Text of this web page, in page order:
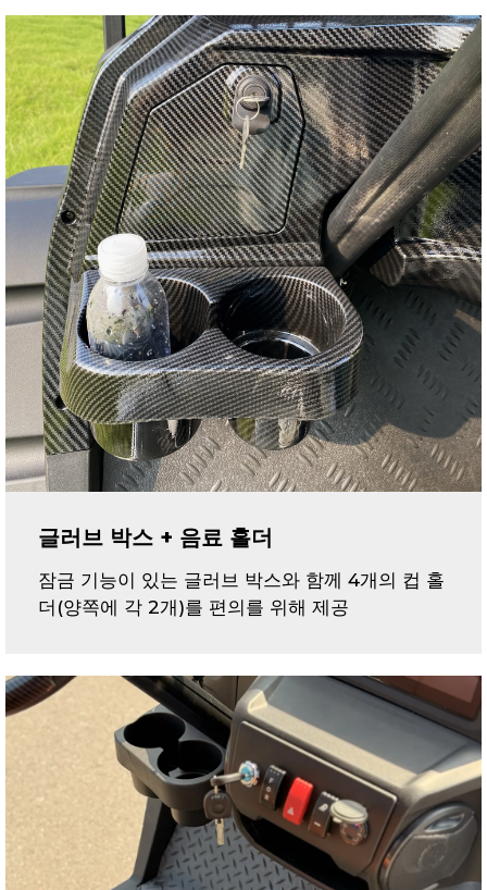
글러브 박스 + 음료 홀더
잠금 기능이 있는 글러브 박스와 함께 4개의 컵 홀
더(양쪽에 각 2개)를 편의를 위해 제공